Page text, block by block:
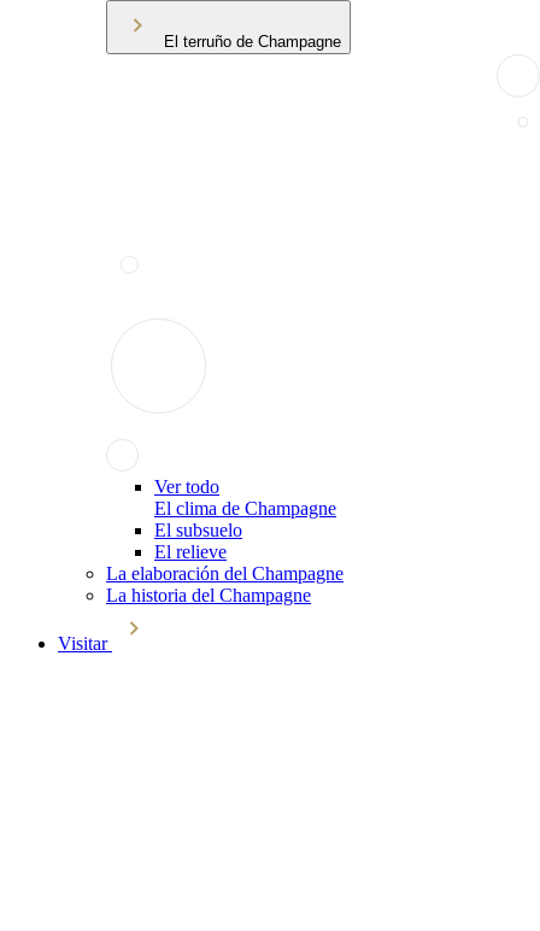
El terruño de Champagne
Ver todo
El clima de Champagne
El subsuelo
El relieve
La elaboración del Champagne
La historia del Champagne
Visitar